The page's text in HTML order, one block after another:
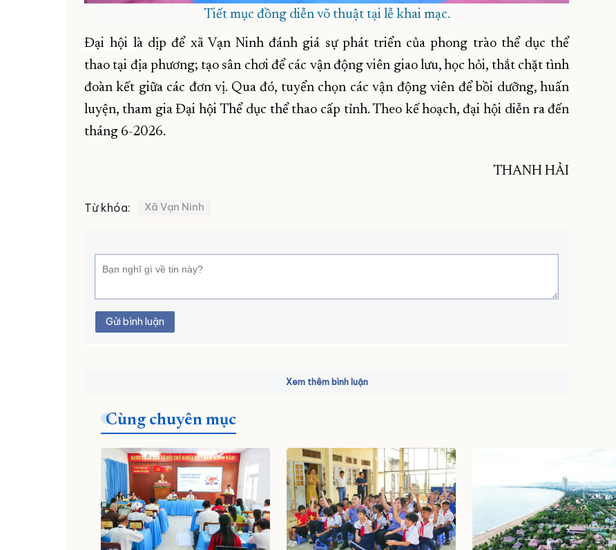
Tiết mục đồng diễn võ thuật tại lễ khai mạc.
Đại hộilà dịp để xã Vạn Ninh đánh giá sự phát triển của phong trào thể dục thể
thao tại địa phương; tạo sân chơi để các vận động viên giao lưu, học hỏi, thắt chặt tình
đoàn kết giữa các đơn vị. Qua đó, tuyển chọn các vận động viên để bồi dưỡng, huấn
luyện, tham gia Đại hội Thể dục thể thao cấp tỉnh. Theo kế hoạch, đại hội diễn ra đến
tháng 6-2026.
THANH HẢI
Từ khóa: Xã Vạn Ninh
Gửi bình luận
Xem thêm bình luận
Cùng chuyên mục